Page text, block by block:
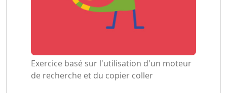
Exercice basé sur l'utilisation d'un moteur
de recherche et du copier coller